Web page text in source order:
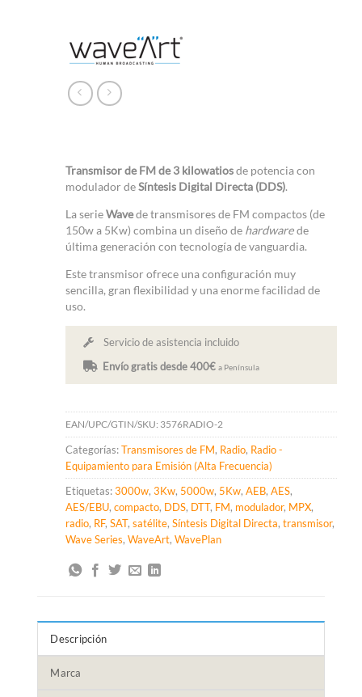
Transmisor de FM de 3 kilowatiosde potencia con
modulador deSíntesis Digital Directa (DDS).
La serieWavede transmisores de FM compactos (de
150w a 5Kw) combina un diseño de hardwarede
última generación con tecnología de vanguardia.
Este transmisor ofrece una configuración muy
sencilla, gran flexibilidad y una enorme facilidad de
uso.
Servicio de asistencia incluido
Envío gratis desde 400€a Península
EAN/UPC/GTIN/SKU: 3576RADIO-2
Categorías:Transmisores de FM, Radio, Radio -
Equipamiento para Emisión (Alta Frecuencia)
Etiquetas:3000w,3Kw, 5000w, 5Kw,AEB,AES,
AES/EBU,compacto, DDS, DTT, FM, modulador, MPX,
radio, RF,SAT,satélite,Síntesis Digital Directa,transmisor,
Wave Series,WaveArt,WavePlan
Descripción
Marca